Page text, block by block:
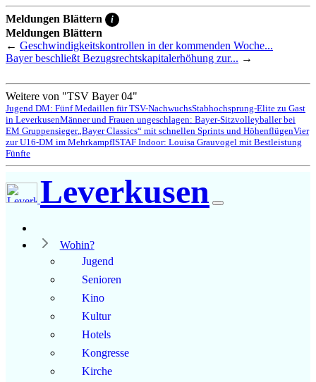
Meldungen Blättern i
Meldungen Blättern
← Geschwindigkeitskontrollen in der kommenden Woche...
Bayer beschließt Bezugsrechtskapitalerhöhung zur... →
Weitere von "TSV Bayer 04"
Jugend DM: Fünf Medaillen für TSV-NachwuchsStabhochsprung-Elite zu Gast
in LeverkusenMänner und Frauen ungeschlagen: Bayer-Sitzvolleyballer bei
EM Gruppensieger„Bayer Classics“ mit schnellen Sprints und HöhenflügenVier
zur U16-DM im MehrkampfISTAF Indoor: Louisa Grauvogel mit Bestleistung
Fünfte
Leverkusen
Wohin?
Jugend
Senioren
Kino
Kultur
Hotels
Kongresse
Kirche